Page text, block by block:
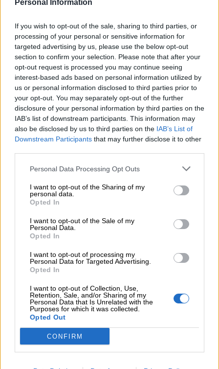
Personal Information
If you wish to opt-out of the sale, sharing to third parties, or
processing of your personal or sensitive information for
targeted advertising by us, please use the below opt-out
section to confirm your selection. Please note that after your
opt-out request is processed you may continue seeing
interest-based ads based on personal information utilized by
us or personal information disclosed to third parties prior to
your opt-out. You may separately opt-out of the further
disclosure of your personal information by third parties on the
IAB’s list of downstream participants. This information may
also be disclosed by us to third parties on the IAB’s List of
Downstream Participants that may further disclose it to other
Personal Data Processing Opt Outs
I want to opt-out of the Sharing of my
personal data.
Opted In
I want to opt-out of the Sale of my
Personal Data.
Opted In
I want to opt-out of processing my
Personal Data for Targeted Advertising.
Opted In
I want to opt-out of Collection, Use,
Retention, Sale, and/or Sharing of my
Personal Data that Is Unrelated with the
Purposes for which it was collected.
Opted Out
CONFIRM
Ράβεται κατόπιν παραγγελίας στο νούμερό σας.
Όλα τα ρούχα μπορούν να ραφτούν στο μέγεθος και το
χρώμα της επιλογής σας.
ΜΈΓΕΘΟΣ
S M
Προσθήκη στο καλάθι
Buy now
Add to compare
Κωδικός προϊόντος:
Maria Zapounidou
ΜΈΓΕΘΟΣ